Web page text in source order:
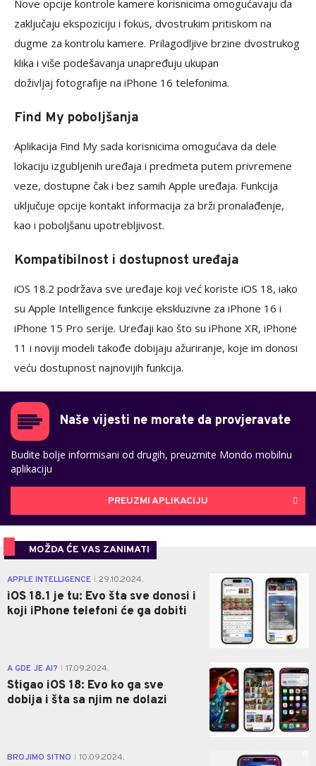
Nove opcije kontrole kamere korisnicima omogućavaju da
zaključaju ekspoziciju i fokus, dvostrukim pritiskom na
dugme za kontrolu kamere. Prilagodljive brzine dvostrukog
klika i više podešavanja unapređuju ukupan
doživljaj fotografije na iPhone 16 telefonima.
Find My poboljšanja
Aplikacija Find My sada korisnicima omogućava da dele
lokaciju izgubljenih uređaja i predmeta putem privremene
veze, dostupne čak i bez samih Apple uređaja. Funkcija
uključuje opcije kontakt informacija za brži pronalađenje,
kao i poboljšanu upotrebljivost.
Kompatibilnost i dostupnost uređaja
iOS 18.2 podržava sve uređaje koji već koriste iOS 18, iako
su Apple Intelligence funkcije ekskluzivne za iPhone 16 i
iPhone 15 Pro serije. Uređaji kao što su iPhone XR, iPhone
11 i noviji modeli takođe dobijaju ažuriranje, koje im donosi
veću dostupnost najnovijih funkcija.
Naše vijesti ne morate da provjeravate
Budite bolje informisani od drugih, preuzmite Mondo mobilnu
aplikaciju
PREUZMI APLIKACIJU
MOŽDA ĆE VAS ZANIMATI
APPLE INTELLIGENCE 29.10.2024.
iOS 18.1 je tu: Evo šta sve donosi i
koji iPhone telefoni će ga dobiti
A GDE JE AI? 17.09.2024.
Stigao iOS 18: Evo ko ga sve
dobija i šta sa njim ne dolazi
0
BROJIMO SITNO 10.09.2024.